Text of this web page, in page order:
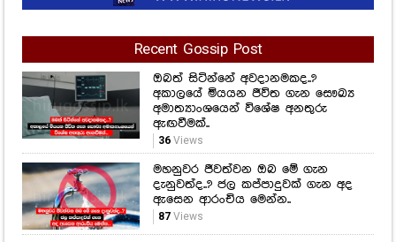
Recent Gossip Post
ඔබත් සිටින්නේ අවදානමකද..?
අකාලයේ මියයන ජීවිත ගැන සෞඛ්‍ය
අමාත්‍යාංශයෙන් විශේෂ අනතුරු
ඇඟවීමක්..
36Views
මහනුවර ජීවත්වන ඔබ මේ ගැන
දැනුවත්ද..? ජල කප්පාදුවක් ගැන අද
ඇසෙන ආරංචිය මෙන්න..
87Views